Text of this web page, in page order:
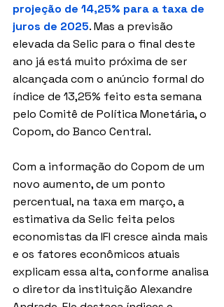
projeção de 14,25% para a taxa de
juros de 2025. Mas a previsão
elevada da Selic para o final deste
ano já está muito próxima de ser
alcançada com o anúncio formal do
índice de 13,25% feito esta semana
pelo Comitê de Política Monetária, o
Copom, do Banco Central.
Com a informação do Copom de um
novo aumento, de um ponto
percentual, na taxa em março, a
estimativa da Selic feita pelos
economistas da IFI cresce ainda mais
e os fatores econômicos atuais
explicam essa alta, conforme analisa
o diretor da instituição Alexandre